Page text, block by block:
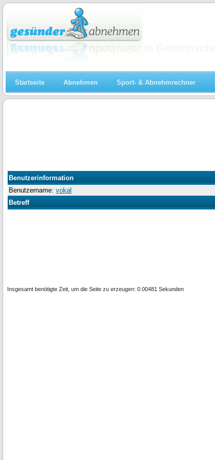
Startseite Abnehmen Sport- & Abnehmrechner
Benutzerinformation
Benutzername: vokal
Betreff
Insgesamt benötigte Zeit, um die Seite zu erzeugen: 0.00481 Sekunden